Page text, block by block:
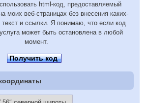
html-код, предоставляемый
моих веб-страницах без внесения каких-
и ссылки. Я понимаю, что если код
может быть остановлена в любой
момент.
Получить код